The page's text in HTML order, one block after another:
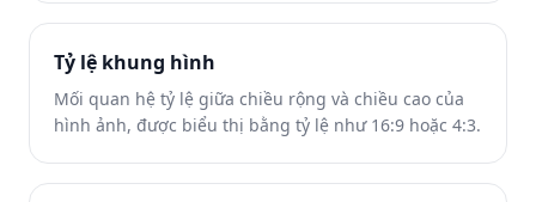
Tỷ lệ khung hình
Mối quan hệ tỷ lệ giữa chiều rộng và chiều cao của
hình ảnh, được biểu thị bằng tỷ lệ như 16:9 hoặc 4:3.